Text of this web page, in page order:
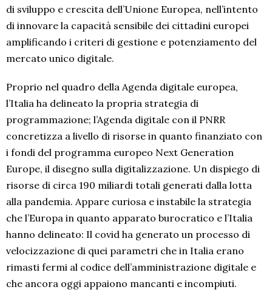
di sviluppo e crescita dell’Unione Europea, nell’intento
di innovare la capacità sensibile dei cittadini europei
amplificando i criteri di gestione e potenziamento del
mercato unico digitale.
Proprio nel quadro della Agenda digitale europea,
l’Italia ha delineato la propria strategia di
programmazione; l’Agenda digitale con il PNRR
concretizza a livello di risorse in quanto finanziato con
i fondi del programma europeo Next Generation
Europe, il disegno sulla digitalizzazione. Un dispiego di
risorse di circa 190 miliardi totali generati dalla lotta
alla pandemia. Appare curiosa e instabile la strategia
che l’Europa in quanto apparato burocratico e l’Italia
hanno delineato: Il covid ha generato un processo di
velocizzazione di quei parametri che in Italia erano
rimasti fermi al codice dell’amministrazione digitale e
che ancora oggi appaiono mancanti e incompiuti.